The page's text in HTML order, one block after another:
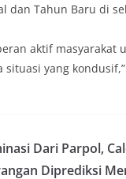
dan Tahun Baru di
aktif masyarakat
situasi yang
Dari Parpol,
Diprediksi